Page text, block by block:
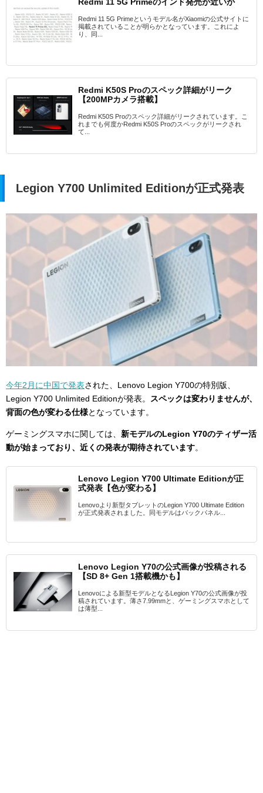
Redmi 11 5G Primeのインド発売が近いか
Redmi 11 5G Primeというモデル名がXiaomiの公式サイトに
掲載されていることが明らかとなっています。これによ
り、同...
Redmi K50S Proのスペック詳細がリーク
【200MPカメラ搭載】
Redmi K50S Proのスペック詳細がリークされています。こ
れまでも何度かRedmi K50S Proのスペックがリークされ
て...
Legion Y700 Unlimited Editionが正式発表
今年2月に中国で発表された、Lenovo Legion Y700の特別版、
Legion Y700 Unlimited Editionが発表。 スペックは変わりませんが、
背面の色が変わる仕様となっています。
ゲーミングスマホに関しては、 新モデルのLegion Y70のティザー活
動が始まっており、近くの発表が期待されています。
Lenovo Legion Y700 Ultimate Editionが正
式発表【色が変わる】
Lenovoより新型タブレットのLegion Y700 Ultimate Edition
が正式発表されました。同モデルはバックパネル...
Lenovo Legion Y70の公式画像が投稿される
【SD 8+ Gen 1搭載機かも】
Lenovoによる新型モデルとなるLegion Y70の公式画像が投
稿されています。薄さ7.99mmと、ゲーミングスマホとして
は薄型...